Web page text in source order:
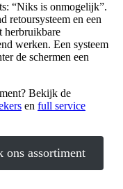
“Niks is onmogelijk”.
retoursysteem en een
herbruikbare
werken. Een systeem
de schermen een
Bekijk de
en full service
ons assortiment